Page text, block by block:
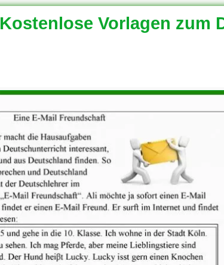
Kostenlose Vorlagen zum